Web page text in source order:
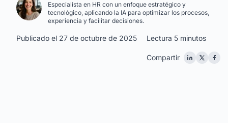
Especialista en HR con un enfoque estratégico y
tecnológico, aplicando la IA para optimizar los procesos,
experiencia y facilitar decisiones.
Lectura 5 minutos
Publicado el 27 de octubre de 2025
Compartir